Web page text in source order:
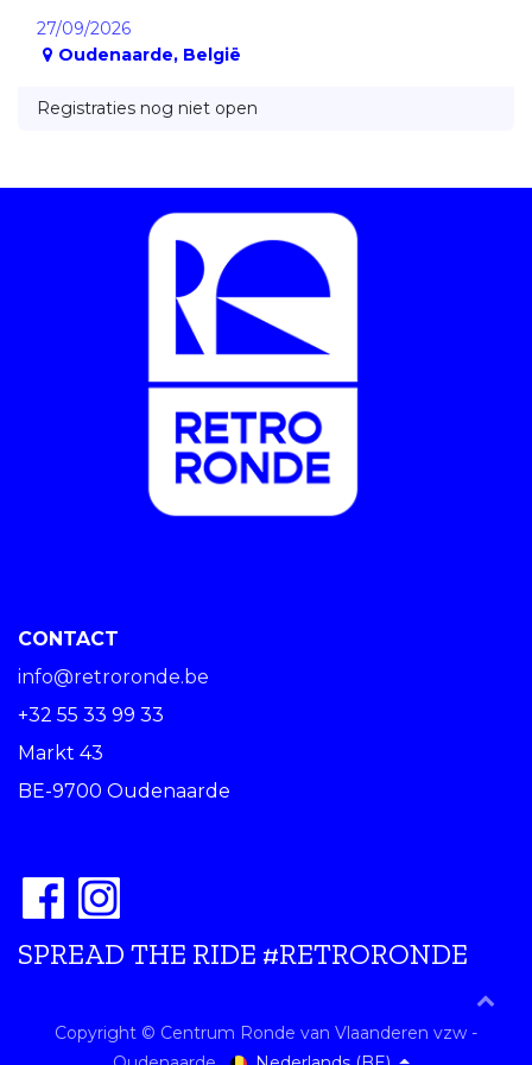
27/09/2026
Oudenaarde, België
Registraties nog niet open
CONTACT
info@retroronde.be
+32 55 33 99 33
Markt 43
BE-9700 Oudenaarde
SPREAD THE RIDE #RETRORONDE
Copyright © Centrum Ronde van Vlaanderen vzw -